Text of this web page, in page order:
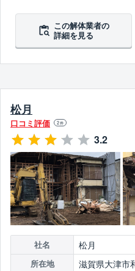
翌営業日までに連絡
この解体業者の
詳細を見る
松月
口コミ評価 2件
3.2
社名 松月
所在地 滋賀県大津市